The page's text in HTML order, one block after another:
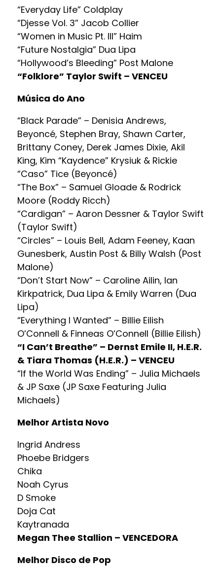
“Everyday Life” Coldplay
“Djesse Vol. 3” Jacob Collier
“Women in Music Pt. III” Haim
“Future Nostalgia” Dua Lipa
“Hollywood’s Bleeding” Post Malone
“Folklore” Taylor Swift – VENCEU
Música do Ano
“Black Parade” – Denisia Andrews,
Beyoncé, Stephen Bray, Shawn Carter,
Brittany Coney, Derek James Dixie, Akil
King, Kim “Kaydence” Krysiuk & Rickie
“Caso” Tice (Beyoncé)
“The Box” – Samuel Gloade & Rodrick
Moore (Roddy Ricch)
“Cardigan” – Aaron Dessner & Taylor Swift
(Taylor Swift)
“Circles” – Louis Bell, Adam Feeney, Kaan
Gunesberk, Austin Post & Billy Walsh (Post
Malone)
“Don’t Start Now” – Caroline Ailin, Ian
Kirkpatrick, Dua Lipa & Emily Warren (Dua
Lipa)
“Everything I Wanted” – Billie Eilish
O’Connell & Finneas O’Connell (Billie Eilish)
“I Can’t Breathe” – Dernst Emile II, H.E.R.
& Tiara Thomas (H.E.R.) – VENCEU
“If the World Was Ending” – Julia Michaels
& JP Saxe (JP Saxe Featuring Julia
Michaels)
Melhor Artista Novo
Ingrid Andress
Phoebe Bridgers
Chika
Noah Cyrus
D Smoke
Doja Cat
Kaytranada
Megan Thee Stallion – VENCEDORA
Melhor Disco de Pop